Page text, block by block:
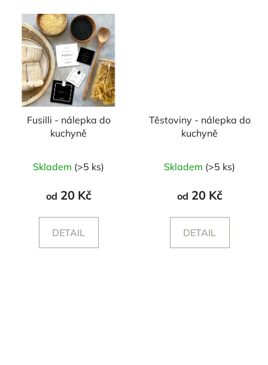
Fusilli - nálepka do
kuchyně
Skladem (>5 ks)
od 20 Kč
DETAIL
Těstoviny - nálepka do
kuchyně
Skladem (>5 ks)
od 20 Kč
DETAIL